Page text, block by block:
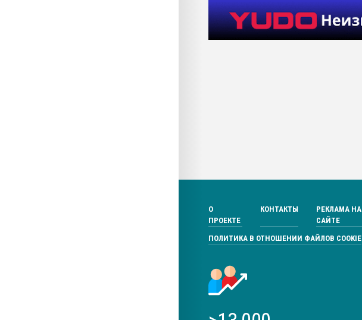
О
ПРОЕКТЕ
КОНТАКТЫ
РЕКЛАМА НА
САЙТЕ
ПОЛИТИКА В ОТНОШЕНИИ ФАЙЛОВ COOKIE